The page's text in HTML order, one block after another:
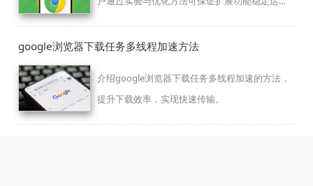
google浏览器下载任务多线程加速方法
介绍google浏览器下载任务多线程加速的方法，
提升下载效率，实现快速传输。